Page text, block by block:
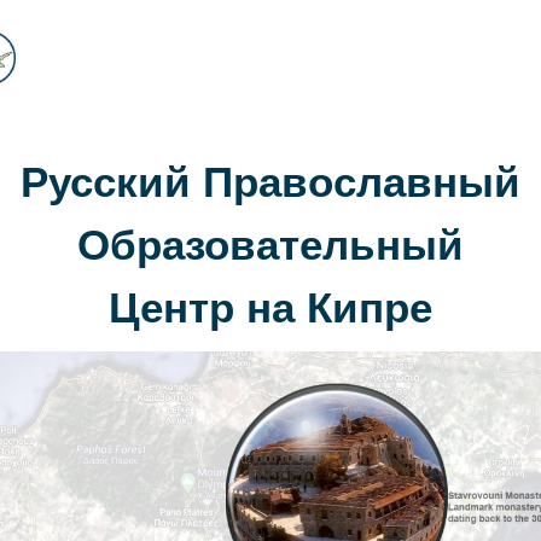
Русский Православный
Образовательный
Центр на Кипре